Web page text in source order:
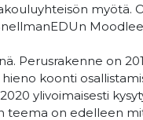
myötä.
Perusrakenne on
koonti
ylivoimaisesti
teema on edelleen